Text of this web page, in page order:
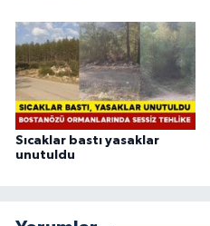
Sıcaklar bastı yasaklar
unutuldu